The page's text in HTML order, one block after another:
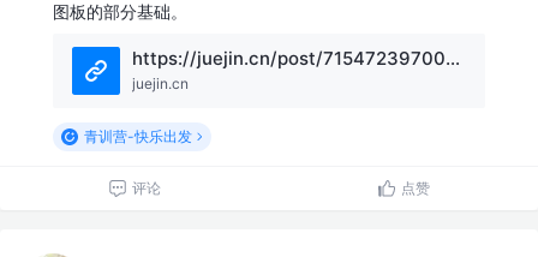
图板的部分基础。
https://juejin.cn/post/7154723970007171108?share_token=b3ee0200-f8c6-4abe-9ace-b2a951be16fa
juejin.cn
青训营-快乐出发
评论 点赞